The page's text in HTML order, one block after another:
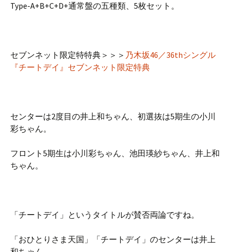
Type-A+B+C+D+通常盤の五種類、5枚セット。
セブンネット限定特特典＞＞＞ 乃木坂46／36thシングル
『チートデイ』セブンネット限定特典
センターは2度目の井上和ちゃん、初選抜は5期生の小川
彩ちゃん。
フロント5期生は小川彩ちゃん、池田瑛紗ちゃん、井上和
ちゃん。
「チートデイ」というタイトルが賛否両論ですね。
「おひとりさま天国」「チートデイ」のセンターは井上